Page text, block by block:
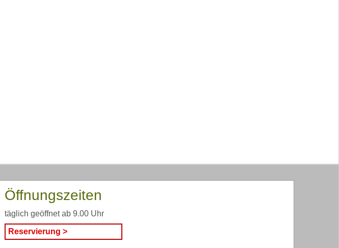
Öffnungszeiten
täglich geöffnet ab 9.00 Uhr
Reservierung >